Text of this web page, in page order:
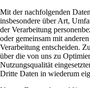
Mit der nachfolgenden
insbesondere über Art,
der Verarbeitung
oder gemeinsam mit
Verarbeitung entscheiden.
über die von uns zu
Nutzungsqualität
Dritte Daten in wiederum